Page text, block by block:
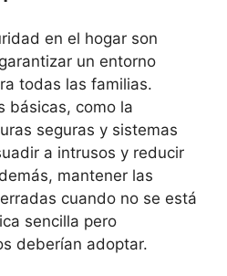
en el hogar son
un entorno
todas las familias.
básicas, como la
seguras y sistemas
a intrusos y reducir
mantener las
cuando no se está
sencilla pero
deberían adoptar.